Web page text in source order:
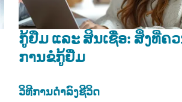
ກູ້ຢືມ ແລະ ສິນເຊື່ອ: ສິ່ງທີ່ຄ
ການຂໍກູ້ຢືມ
ວິທີການດຳລົງຊີວິດ